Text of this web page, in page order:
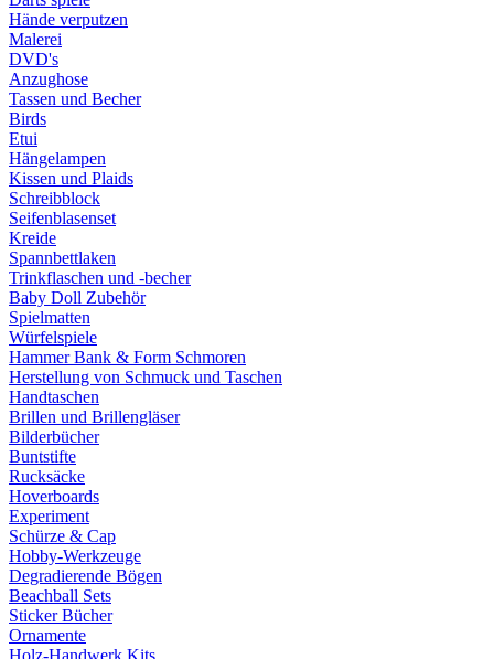
Hände verputzen
Malerei
DVD's
Anzughose
Tassen und Becher
Birds
Etui
Hängelampen
Kissen und Plaids
Schreibblock
Seifenblasenset
Kreide
Spannbettlaken
Trinkflaschen und -becher
Baby Doll Zubehör
Spielmatten
Würfelspiele
Hammer Bank & Form Schmoren
Herstellung von Schmuck und Taschen
Handtaschen
Brillen und Brillengläser
Bilderbücher
Buntstifte
Rucksäcke
Hoverboards
Experiment
Schürze & Cap
Hobby-Werkzeuge
Degradierende Bögen
Beachball Sets
Sticker Bücher
Ornamente
Holz-Handwerk Kits